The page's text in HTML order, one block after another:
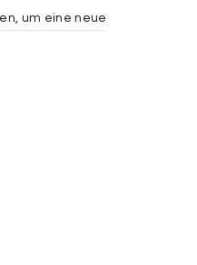
um eine neue